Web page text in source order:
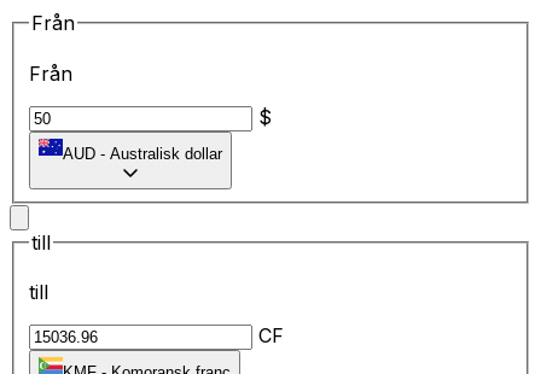
Från
Från
$
AUD - Australisk dollar
till
till
CF